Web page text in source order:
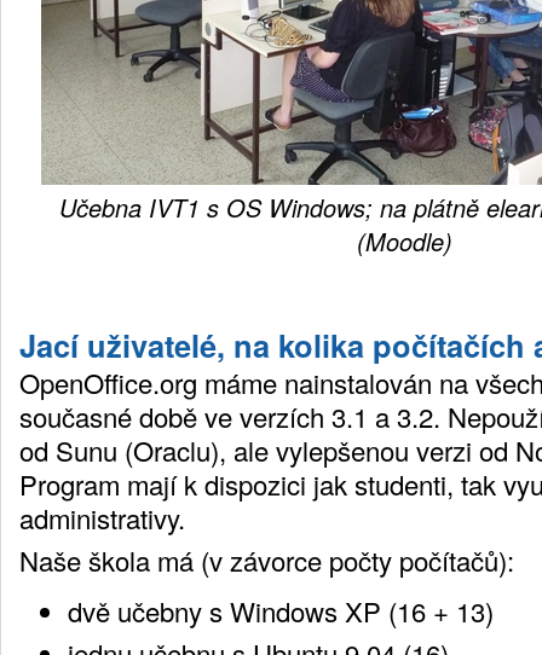
Učebna IVT1 s OS Windows; na plátně
(Moodle)
Jací uživatelé, na kolika počítačích
OpenOffice.org máme nainstalován na
současné době ve verzích 3.1 a 3.2.
od Sunu (Oraclu), ale vylepšenou verzi od
Program mají k dispozici jak studenti, tak
administrativy.
Naše škola má (v závorce počty počítačů):
dvě učebny s Windows XP (16 + 13)